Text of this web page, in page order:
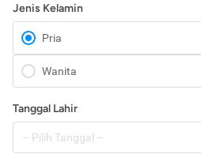
Jenis Kelamin
Pria
Wanita
Tanggal Lahir